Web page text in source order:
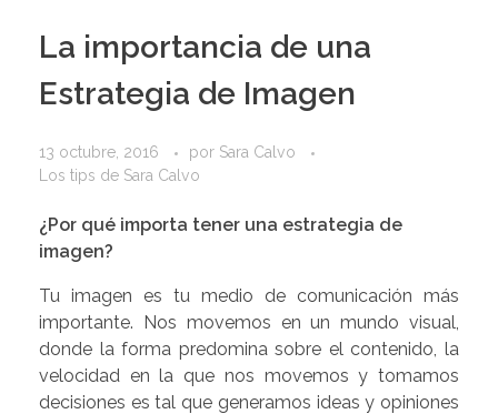
La importancia de una
Estrategia de Imagen
13 octubre, 2016 por Sara Calvo
Los tips de Sara Calvo
¿Por qué importa tener una estrategia de
imagen?
Tu imagen es tu medio de comunicación más
importante. Nos movemos en un mundo visual,
donde la forma predomina sobre el contenido, la
velocidad en la que nos movemos y tomamos
decisiones es tal que generamos ideas y opiniones